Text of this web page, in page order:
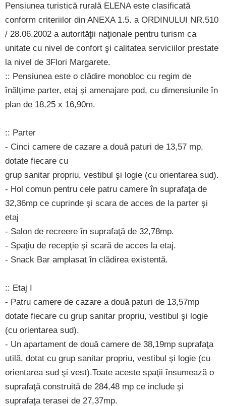
Pensiunea turistică rurală ELENA este clasificată
conform criteriilor din ANEXA 1.5. a ORDINULUI NR.510
/ 28.06.2002 a autorităţii naţionale pentru turism ca
unitate cu nivel de confort şi calitatea serviciilor prestate
la nivel de 3Flori Margarete.
:: Pensiunea este o clădire monobloc cu regim de
înălţime parter, etaj şi amenajare pod, cu dimensiunile în
plan de 18,25 x 16,90m.
:: Parter
- Cinci camere de cazare a două paturi de 13,57 mp,
dotate fiecare cu
grup sanitar propriu, vestibul şi logie (cu orientarea sud).
- Hol comun pentru cele patru camere în suprafaţa de
32,36mp ce cuprinde şi scara de acces de la parter şi
etaj
- Salon de recreere în suprafaţă de 32,78mp.
- Spaţiu de recepţie şi scară de acces la etaj.
- Snack Bar amplasat în clădirea existentă.
:: Etaj I
- Patru camere de cazare a două paturi de 13,57mp
dotate fiecare cu grup sanitar propriu, vestibul şi logie
(cu orientarea sud).
- Un apartament de două camere de 38,19mp suprafaţa
utilă, dotat cu grup sanitar propriu, vestibul şi logie (cu
orientarea sud şi vest).Toate aceste spaţii însumează o
suprafaţă construită de 284,48 mp ce include şi
suprafaţa terasei de 27,37mp.